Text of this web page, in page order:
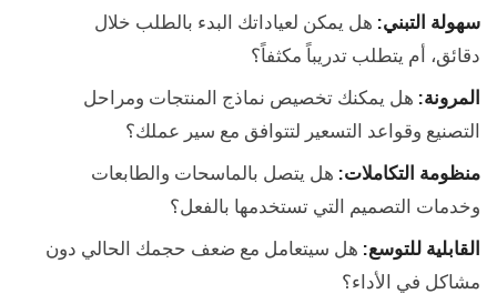
سهولة التبني: هل يمكن لعياداتك البدء بالطلب خلال
دقائق، أم يتطلب تدريباً مكثفاً؟
المرونة: هل يمكنك تخصيص نماذج المنتجات ومراحل
التصنيع وقواعد التسعير لتتوافق مع سير عملك؟
منظومة التكاملات: هل يتصل بالماسحات والطابعات
وخدمات التصميم التي تستخدمها بالفعل؟
القابلية للتوسع: هل سيتعامل مع ضعف حجمك الحالي دون
مشاكل في الأداء؟